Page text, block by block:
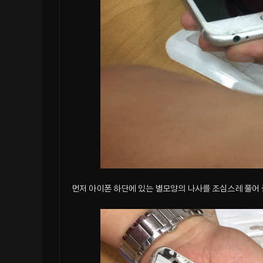
먼저 아이폰 하단에 있는 별모양의 나사를 조심스레 풀어